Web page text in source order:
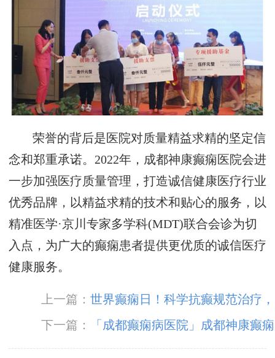
荣誉的背后是医院对质量精益求精的坚定信
念和郑重承诺。2022年，成都神康癫痫医院会进
一步加强医疗质量管理，打造诚信健康医疗行业
优秀品牌，以精益求精的技术和贴心的服务，以
精准医学·京川专家多学科(MDT)联合会诊为切
入点，为广大的癫痫患者提供更优质的诚信医疗
健康服务。
上一篇：世界癫痫日！科学抗癫规范治疗，
成都癫痫病医院呼吁关爱癫痫患者群体。
下一篇：
「成都癫痫病医院」成都神康癫痫
医院倾力服务广大癫痫患者